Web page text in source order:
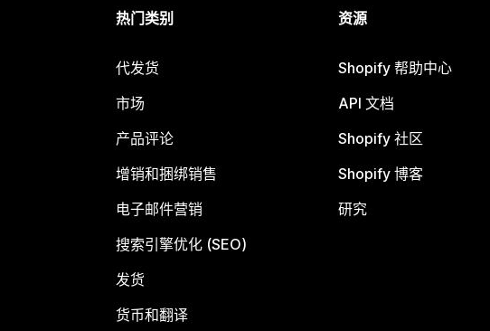
热门类别
代发货
市场
产品评论
增销和捆绑销售
电子邮件营销
搜索引擎优化 (SEO)
发货
货币和翻译
资源
Shopify 帮助中心
API 文档
Shopify 社区
Shopify 博客
研究